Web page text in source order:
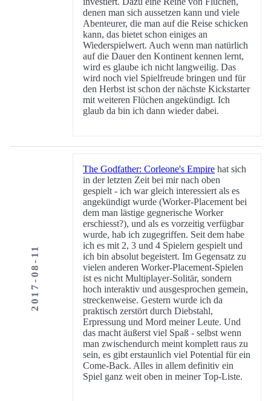
denen man sich aussetzen kann und viele
Abenteurer, die man auf die Reise schicken
kann, das bietet schon einiges an
Wiederspielwert. Auch wenn man natürlich
auf die Dauer den Kontinent kennen lernt,
wird es glaube ich nicht langweilig. Das
wird noch viel Spielfreude bringen und für
den Herbst ist schon der nächste Kickstarter
mit weiteren Flüchen angekündigt. Ich
glaub da bin ich dann wieder dabei.
2017-08-11
The Godfather: Corleone's Empire hat sich
in der letzten Zeit bei mir nach oben
gespielt - ich war gleich interessiert als es
angekündigt wurde (Worker-Placement bei
dem man lästige gegnerische Worker
erschiesst?), und als es vorzeitig verfügbar
wurde, hab ich zugegriffen. Seit dem habe
ich es mit 2, 3 und 4 Spielern gespielt und
ich bin absolut begeistert. Im Gegensatz zu
vielen anderen Worker-Placement-Spielen
ist es nicht Multiplayer-Solitär, sondern
hoch interaktiv und ausgesprochen gemein,
streckenweise. Gestern wurde ich da
praktisch zerstört durch Diebstahl,
Erpressung und Mord meiner Leute. Und
das macht äußerst viel Spaß - selbst wenn
man zwischendurch meint komplett raus zu
sein, es gibt erstaunlich viel Potential für ein
Come-Back. Alles in allem definitiv ein
Spiel ganz weit oben in meiner Top-Liste.